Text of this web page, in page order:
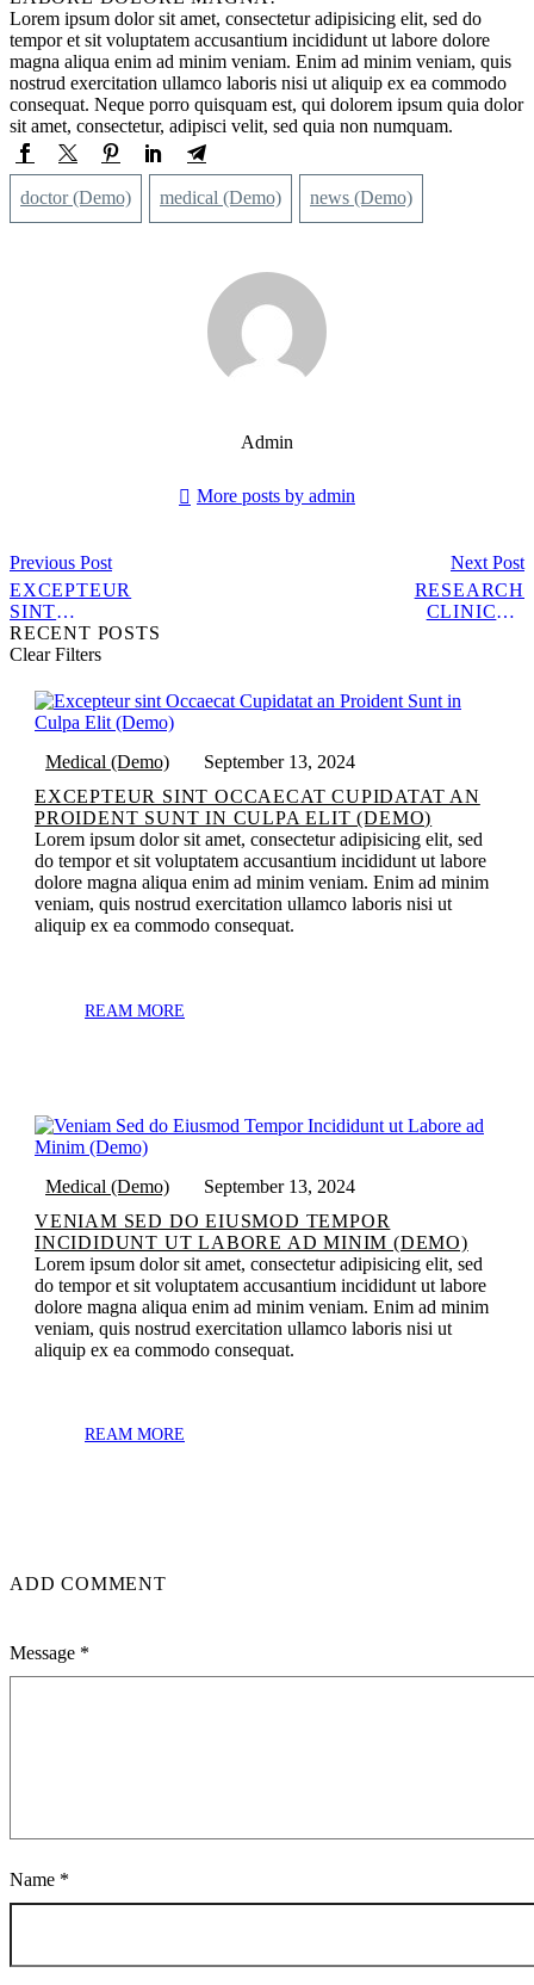
Lorem ipsum dolor sit amet, consectetur adipisicing elit, sed do
tempor et sit voluptatem accusantium incididunt ut labore dolore
magna aliqua enim ad minim veniam. Enim ad minim veniam, quis
nostrud exercitation ullamco laboris nisi ut aliquip ex ea commodo
consequat. Neque porro quisquam est, qui dolorem ipsum quia dolor
sit amet, consectetur, adipisci velit, sed quia non numquam.
doctor (Demo) medical (Demo) news (Demo)
Admin
More posts by admin
POST
NAVIGATION
Previous Post
EXCEPTEUR
SINT
OCCAECAT
CUPIDATAT
PROIDENT
SUNT AT
(DEMO)
Next Post
RESEARCH
CLINICAL
DISEASE
RECENT POSTS
Clear Filters
Medical (Demo)
September 13, 2024
EXCEPTEUR SINT OCCAECAT CUPIDATAT AN
PROIDENT SUNT IN CULPA ELIT (DEMO)
Lorem ipsum dolor sit amet, consectetur adipisicing elit, sed
do tempor et sit voluptatem accusantium incididunt ut labore
dolore magna aliqua enim ad minim veniam. Enim ad minim
veniam, quis nostrud exercitation ullamco laboris nisi ut
aliquip ex ea commodo consequat.
REAM MORE
Medical (Demo)
September 13, 2024
VENIAM SED DO EIUSMOD TEMPOR
INCIDIDUNT UT LABORE AD MINIM (DEMO)
Lorem ipsum dolor sit amet, consectetur adipisicing elit, sed
do tempor et sit voluptatem accusantium incididunt ut labore
dolore magna aliqua enim ad minim veniam. Enim ad minim
veniam, quis nostrud exercitation ullamco laboris nisi ut
aliquip ex ea commodo consequat.
REAM MORE
ADD COMMENT
Message *
Name *